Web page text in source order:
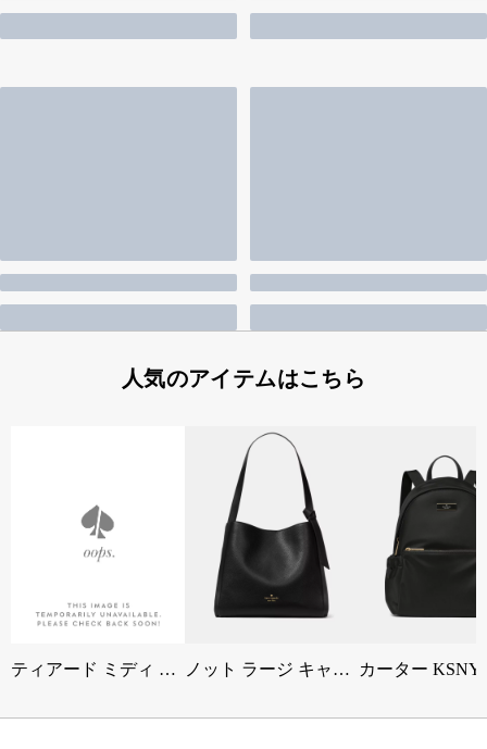
人気のアイテムはこちら
ティアード ミディ ドレス ノット ラージ キャリーオール